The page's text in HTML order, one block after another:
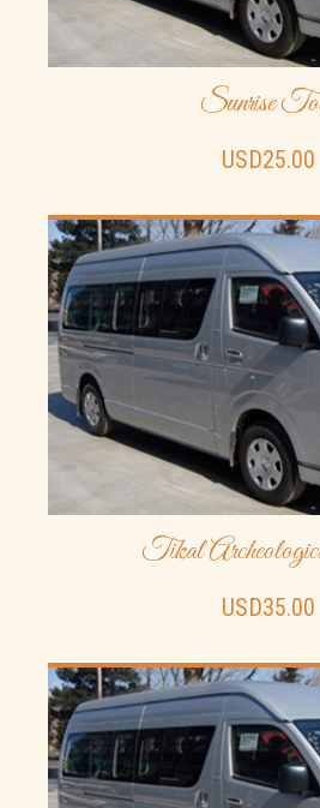
" We love the location Very close to
05-01-2017, 09:17
" “Great option near the park”
Tikal Inn is right in the middle of the
easily accessible. It is immaculate
hosts an onsite archeologist; Roxana
the name of Roxy. Clearly her
managerial talent have endeared
loyal following "
" Great place friendly staff refreshing
the ruins definitely worth spending a
Sunrise
USD25.00
Tikal
USD35.00